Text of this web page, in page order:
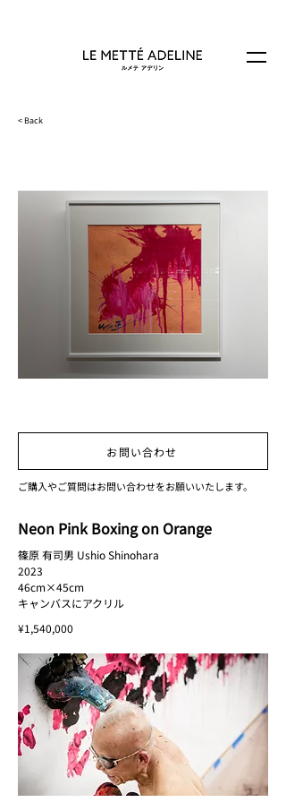
< Back
お問い合わせ
ご購入やご質問はお問い合わせをお願いいたします。
Neon Pink Boxing on Orange
篠原 有司男 Ushio Shinohara
2023
46cm×45cm
キャンバスにアクリル
¥1,540,000